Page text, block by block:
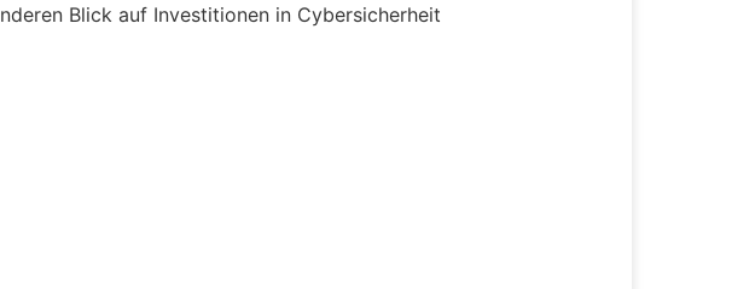
Blick auf Investitionen in Cybersicherheit